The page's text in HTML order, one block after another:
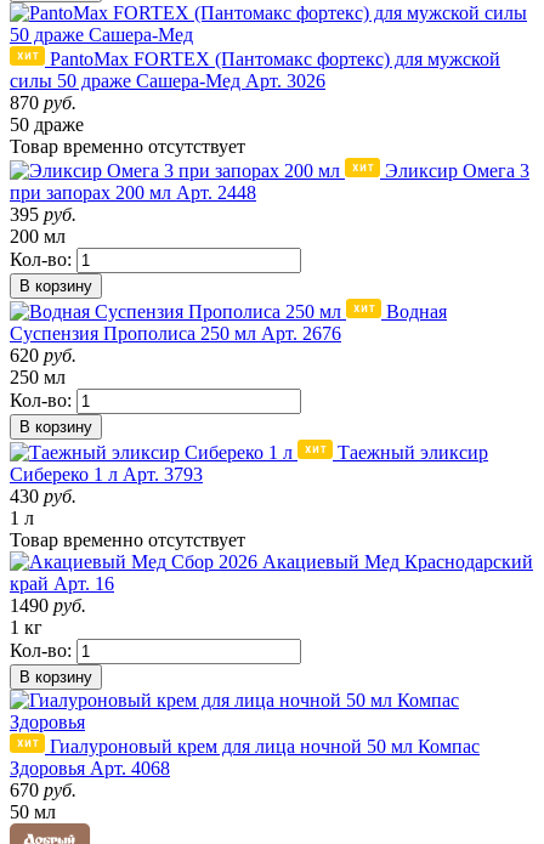
PantoMax FORTEX (Пантомакс фортекс) для мужской
силы 50 драже Сашера-Мед Арт. 3026
870 руб.
50 драже
Товар временно отсутствует
Эликсир Омега 3
при запорах 200 мл Арт. 2448
395 руб.
200 мл
Кол-во:
В корзину
Водная
Суспензия Прополиса 250 мл Арт. 2676
620 руб.
250 мл
Кол-во:
В корзину
Таежный эликсир
Сибереко 1 л Арт. 3793
430 руб.
1 л
Товар временно отсутствует
Сбор 2026 Акациевый Мед Краснодарский
край Арт. 16
1490 руб.
1 кг
Кол-во:
В корзину
Гиалуроновый крем для лица ночной 50 мл Компас
Здоровья Арт. 4068
670 руб.
50 мл